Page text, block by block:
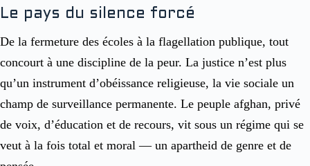
Le pays du silence forcé
De la fermeture des écoles à la flagellation publique, tout
concourt à une discipline de la peur. La justice n’est plus
qu’un instrument d’obéissance religieuse, la vie sociale un
champ de surveillance permanente. Le peuple afghan, privé
de voix, d’éducation et de recours, vit sous un régime qui se
veut à la fois total et moral — un apartheid de genre et de